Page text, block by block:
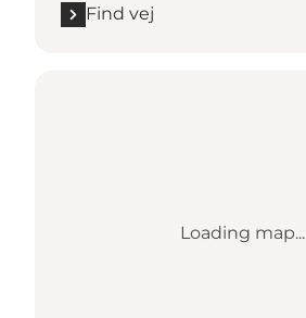
Find vej
Loading map...